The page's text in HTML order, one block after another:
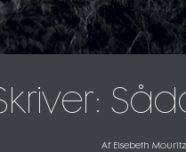
Af Elsebeth